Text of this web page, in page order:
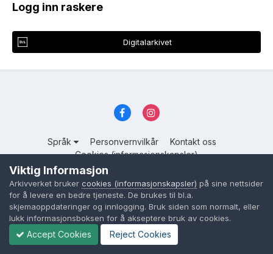
Logg inn raskere
Digitalarkivet
Språk Personvernvilkår
Kontakt oss
Cookies (informasjonskapsler)
Powered by Invision Community
Viktig Informasjon
Arkivverket bruker cookies (informasjonskapsler) på sine nettsider
for å levere en bedre tjeneste. De brukes til bl.a.
skjemaoppdateringer og innlogging. Bruk siden som normalt, eller
lukk informasjonsboksen for å akseptere bruk av cookies.
Accept Cookies Reject Cookies